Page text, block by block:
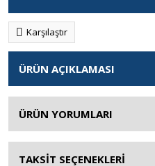
Karşılaştır
ÜRÜN AÇIKLAMASI
ÜRÜN YORUMLARI
TAKSİT SEÇENEKLERİ